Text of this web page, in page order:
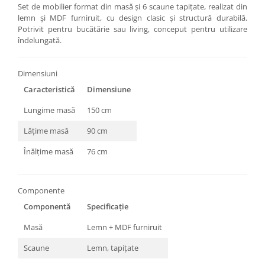
Set de mobilier format din masă și 6 scaune tapițate, realizat din
lemn și MDF furniruit, cu design clasic și structură durabilă.
Potrivit pentru bucătărie sau living, conceput pentru utilizare
îndelungată.
Dimensiuni
Caracteristică
Dimensiune
Lungime masă
150 cm
Lățime masă
90 cm
Înălțime masă
76 cm
Componente
Componentă
Specificație
Masă
Lemn + MDF furniruit
Scaune
Lemn, tapițate